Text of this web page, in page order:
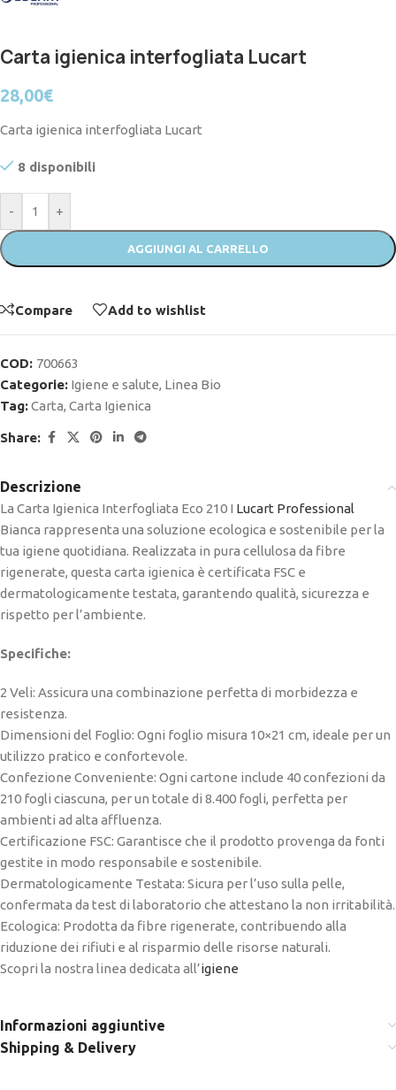
Carta igienica interfogliata Lucart
28,00€
Carta igienica interfogliata Lucart
8 disponibili
- +
AGGIUNGI AL CARRELLO
Compare Add to wishlist
COD: 700663
Categorie: Igiene e salute, Linea Bio
Tag:Carta, Carta Igienica
Share:
Descrizione
La Carta Igienica Interfogliata Eco 210 I Lucart Professional
Bianca rappresenta una soluzione ecologica e sostenibile per la
tua igiene quotidiana. Realizzata in pura cellulosa da fibre
rigenerate, questa carta igienica è certificata FSC e
dermatologicamente testata, garantendo qualità, sicurezza e
rispetto per l’ambiente.
Specifiche:
2 Veli: Assicura una combinazione perfetta di morbidezza e
resistenza.
Dimensioni del Foglio: Ogni foglio misura 10×21 cm, ideale per un
utilizzo pratico e confortevole.
Confezione Conveniente: Ogni cartone include 40 confezioni da
210 fogli ciascuna, per un totale di 8.400 fogli, perfetta per
ambienti ad alta affluenza.
Certificazione FSC: Garantisce che il prodotto provenga da fonti
gestite in modo responsabile e sostenibile.
Dermatologicamente Testata: Sicura per l’uso sulla pelle,
confermata da test di laboratorio che attestano la non irritabilità.
Ecologica: Prodotta da fibre rigenerate, contribuendo alla
riduzione dei rifiuti e al risparmio delle risorse naturali.
Scopri la nostra linea dedicata all’igiene
Informazioni aggiuntive
Shipping & Delivery